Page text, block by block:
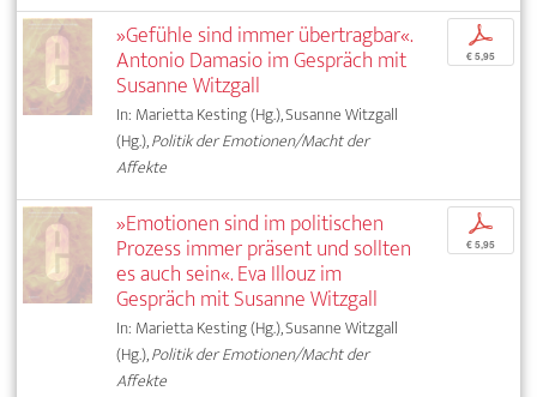
»Gefühle sind immer übertragbar«.
Antonio Damasio im Gespräch mit
Susanne Witzgall
In: Marietta Kesting (Hg.), Susanne Witzgall
(Hg.),Politik der Emotionen/Macht der
Affekte
p
€ 5,95
»Emotionen sind im politischen
Prozess immer präsent und sollten
es auch sein«. Eva Illouz im
Gespräch mit Susanne Witzgall
In: Marietta Kesting (Hg.), Susanne Witzgall
(Hg.),Politik der Emotionen/Macht der
Affekte
p
€ 5,95